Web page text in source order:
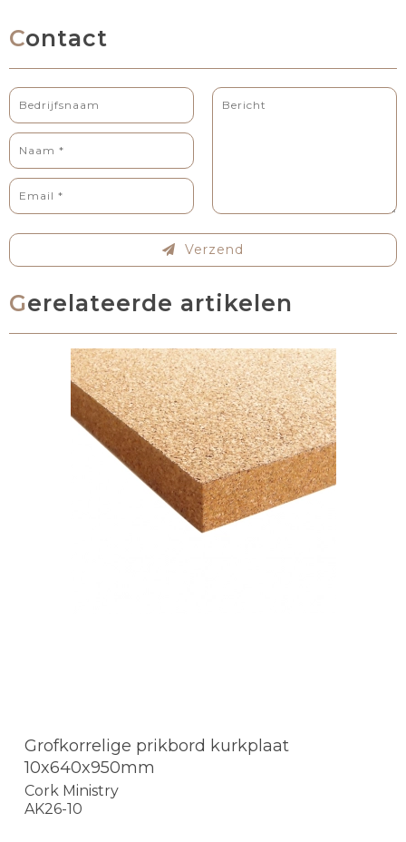
Contact
Verzend
Gerelateerde artikelen
Grofkorrelige prikbord kurkplaat
10x640x950mm
Cork Ministry
AK26-10